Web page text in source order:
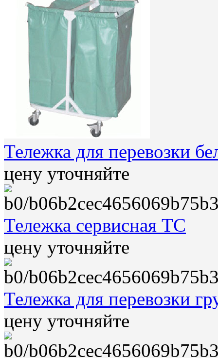
Тележка для перевозки
цену уточняйте
Тележка сервисная ТС
цену уточняйте
Тележка для перевозки
цену уточняйте